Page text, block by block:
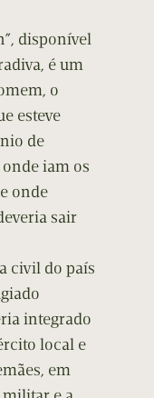
disponível
é um
o
esteve
de
iam os
onde
sair
civil do país
integrado
local e
em